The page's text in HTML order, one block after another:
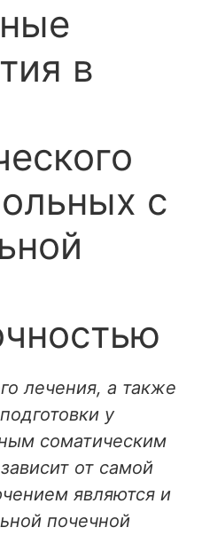
в
с
лечения, а также
у
соматическим
от самой
являются и
почечной